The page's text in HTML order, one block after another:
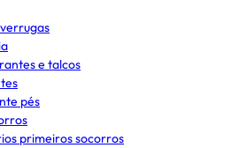
e talcos
pés
primeiros socorros